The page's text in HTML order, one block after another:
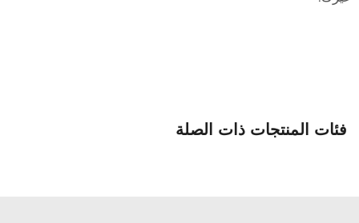
فئات المنتجات ذات الصلة